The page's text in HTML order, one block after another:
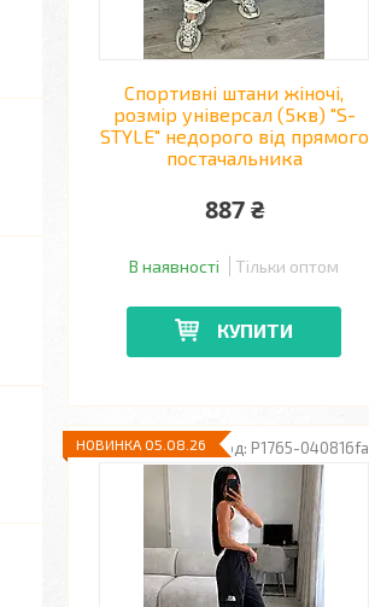
Спортивні штани жіночі,
розмір універсал (5кв) "S-
STYLE" недорого від прямого
постачальника
887 ₴
В наявності Тільки оптом
КУПИТИ
P1765-040816fa
НОВИНКА 05.08.26